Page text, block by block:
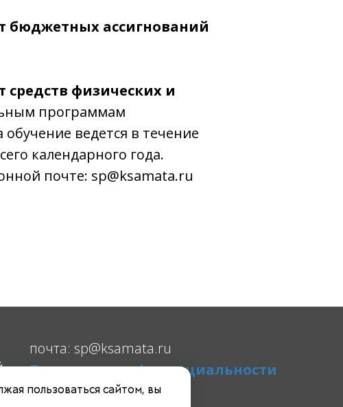
бюджетных ассигнований
средств физических и
программам
ведется в течение
календарного года.
почте: sp@ksamata.ru
почта: sp@ksamata.ru
Политика конфиденциальности
Договор-оферта
пользоваться сайтом, вы